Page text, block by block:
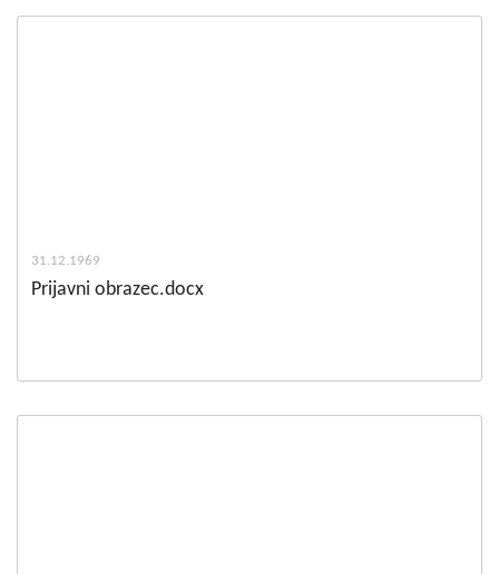
31.12.1969
Prijavni obrazec.docx